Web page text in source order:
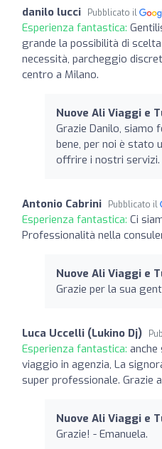
danilo lucci Pubblicato il
Esperienza fantastica:
grande la possibilità di
necessità, parcheggio
centro a Milano.
Nuove Ali Viaggi e
Grazie Danilo, siamo
bene, per noi è stato
offrire i nostri servizi.
Antonio Cabrini Pubblicato il
Esperienza fantastica: Ci
Professionalità nella
Nuove Ali Viaggi e
Grazie per la sua
Luca Uccelli (Lukino Dj)
Esperienza fantastica:
viaggio in agenzia, La
super professionale. Grazie
Nuove Ali Viaggi e
Grazie! - Emanuela.